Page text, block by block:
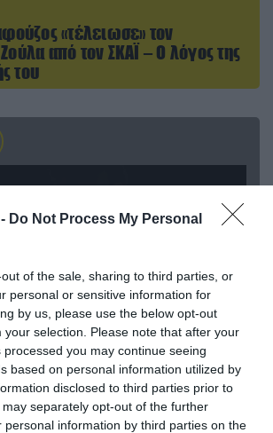
Do Not Process My Personal
of the sale, sharing to third parties, or
personal or sensitive information for
by us, please use the below opt-out
your selection. Please note that after your
you may continue seeing
based on personal information utilized by
disclosed to third parties prior to
separately opt-out of the further
personal information by third parties on the
«τέλειωσε» τον
από τον ΣΚΑΪ – Ο λόγος της
του
Η «αιχμηρή» ανάρτηση
τατουάζ (φωτο)